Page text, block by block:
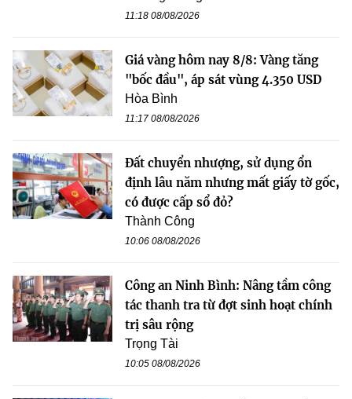
11:18 08/08/2026
Giá vàng hôm nay 8/8: Vàng tăng
"bốc đầu", áp sát vùng 4.350 USD
Hòa Bình
11:17 08/08/2026
Đất chuyển nhượng, sử dụng ổn
định lâu năm nhưng mất giấy tờ gốc,
có được cấp sổ đỏ?
Thành Công
10:06 08/08/2026
Công an Ninh Bình: Nâng tầm công
tác thanh tra từ đợt sinh hoạt chính
trị sâu rộng
Trọng Tài
10:05 08/08/2026